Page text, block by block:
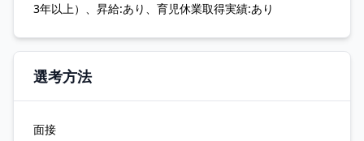
3年以上）、昇給:あり、育児休業取得実績:あり
選考方法
面接